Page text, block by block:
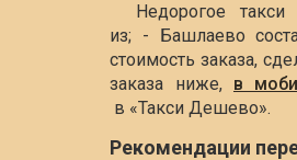
Недорогое
из; - Башлаево
стоимость заказа,
заказа ниже, в
в «Такси Дешево».
Рекомендации